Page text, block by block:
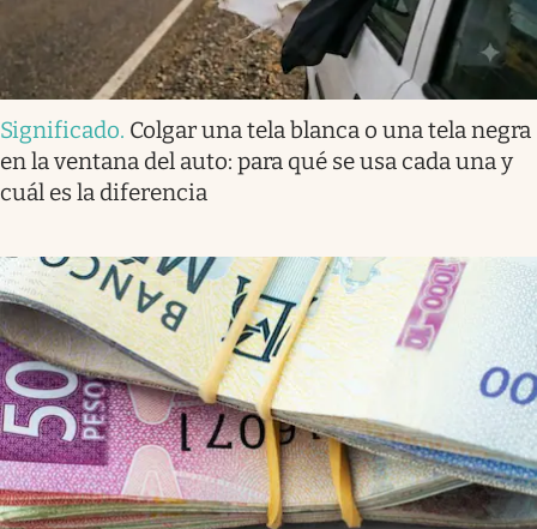
Significado. Colgar una tela blanca o una tela negra
en la ventana del auto: para qué se usa cada una y
cuál es la diferencia